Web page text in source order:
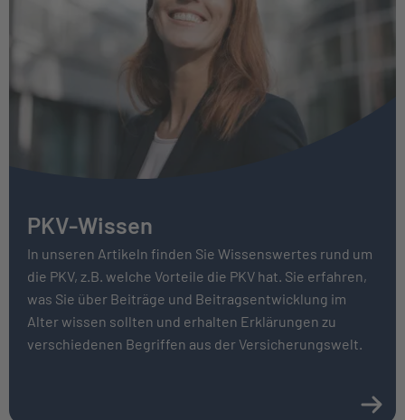
PKV-Wissen
In unseren Artikeln finden Sie Wissenswertes rund um
die PKV, z.B. welche Vorteile die PKV hat. Sie erfahren,
was Sie über Bei­träge und Beitrags­entwicklung im
Alter wissen sollten und erhalten Erklärungen zu
verschiedenen Begriffen aus der Versicherungswelt.